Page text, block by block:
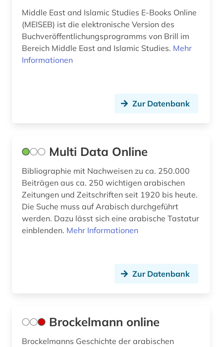
Middle East and Islamic Studies E-Books Online
(MEISEB) ist die elektronische Version des
Buchveröffentlichungsprogramms von Brill im
Bereich Middle East and Islamic Studies. Mehr
Informationen
Zur Datenbank
Multi Data Online
Bibliographie mit Nachweisen zu ca. 250.000
Beiträgen aus ca. 250 wichtigen arabischen
Zeitungen und Zeitschriften seit 1920 bis heute.
Die Suche muss auf Arabisch durchgeführt
werden. Dazu lässt sich eine arabische Tastatur
einblenden. Mehr Informationen
Zur Datenbank
Brockelmann online
Brockelmanns Geschichte der arabischen